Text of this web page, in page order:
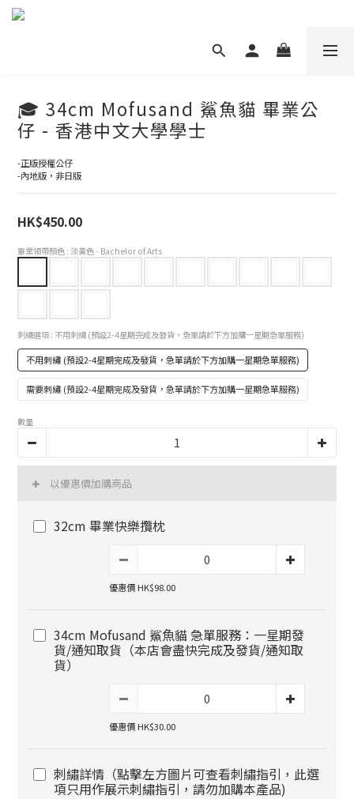
🎓 34cm Mofusand 鯊魚貓 畢業公
仔 - 香港中文大學學士
-正版授權公仔
-內地版，非日版
HK$450.00
畢業領帶顏色 : 淡黃色 - Bachelor of Arts
刺繡選項 : 不用刺繡 (預設2-4星期完成及發貨，急單請於下方加購一星期急單服務)
不用刺繡 (預設2-4星期完成及發貨，急單請於下方加購一星期急單服務)
需要刺繡 (預設2-4星期完成及發貨，急單請於下方加購一星期急單服務)
數量
以優惠價加購商品
32cm 畢業快樂攬枕
優惠價 HK$98.00
34cm Mofusand 鯊魚貓 急單服務：一星期發
貨/通知取貨（本店會盡快完成及發貨/通知取
貨）
優惠價 HK$30.00
刺繡詳情（點擊左方圖片可查看刺繡指引，此選
項只用作展示刺繡指引，請勿加購本產品)